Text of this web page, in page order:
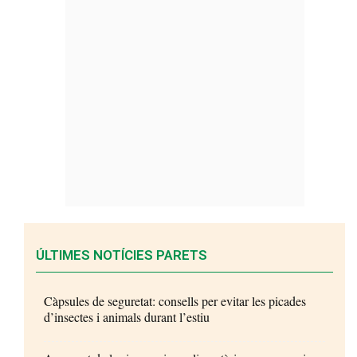
ÚLTIMES NOTÍCIES PARETS
Càpsules de seguretat: consells per evitar les picades
d’insectes i animals durant l’estiu